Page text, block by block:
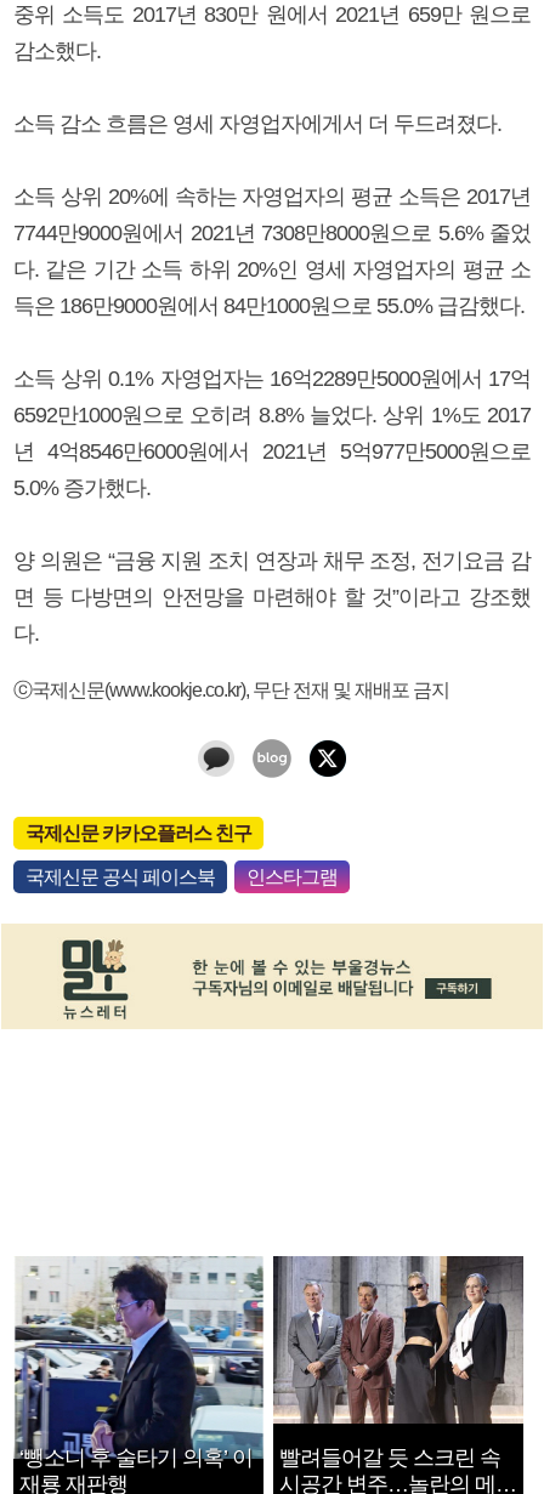
중위 소득도 2017년 830만 원에서 2021년 659만 원으로
감소했다.
소득 감소 흐름은 영세 자영업자에게서 더 두드려졌다.
소득 상위 20%에 속하는 자영업자의 평균 소득은 2017년
7744만9000원에서 2021년 7308만8000원으로 5.6% 줄었
다. 같은 기간 소득 하위 20%인 영세 자영업자의 평균 소
득은 186만9000원에서 84만1000원으로 55.0% 급감했다.
소득 상위 0.1% 자영업자는 16억2289만5000원에서 17억
6592만1000원으로 오히려 8.8% 늘었다. 상위 1%도 2017
년 4억8546만6000원에서 2021년 5억977만5000원으로
5.0% 증가했다.
양 의원은 “금융 지원 조치 연장과 채무 조정, 전기요금 감
면 등 다방면의 안전망을 마련해야 할 것”이라고 강조했
다.
ⓒ국제신문(www.kookje.co.kr), 무단 전재 및 재배포 금지
국제신문 카카오플러스 친구
국제신문 공식 페이스북 인스타그램
‘뺑소니 후 술타기 의혹’ 이
재룡 재판행
빨려들어갈 듯 스크린 속
시공간 변주…놀란의 메시